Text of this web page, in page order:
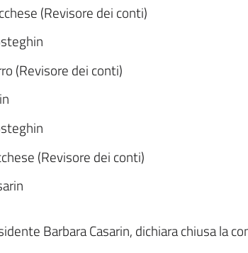
(Revisore dei conti)
(Revisore dei conti)
(Revisore dei conti)
Barbara Casarin, dichiara chiusa la